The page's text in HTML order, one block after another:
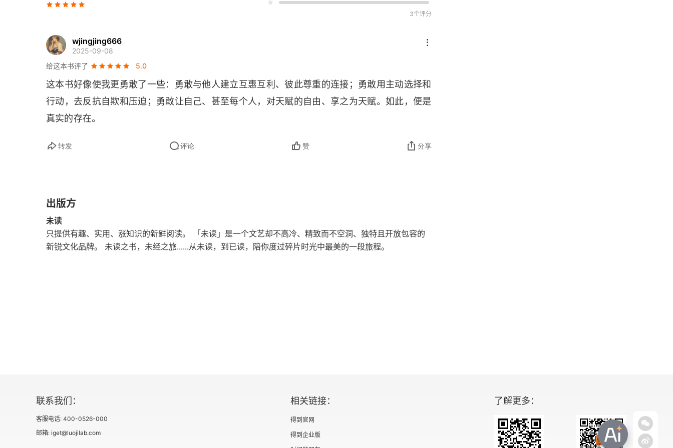
幸福
反抗
关键术语表
致谢
3个评分
wjingjing666
2025-09-08
给这本书评了
5.0
这本书好像使我更勇敢了一些：勇敢与他人建立互惠互利、彼此尊重的连接；勇敢用主动选择和
行动，去反抗自欺和压迫；勇敢让自己、甚至每个人，对天赋的自由、享之为天赋。如此，便是
真实的存在。
转发 评论 赞 分享
出版方
未读
只提供有趣、实用、涨知识的新鲜阅读。 「未读」是一个文艺却不高冷、精致而不空洞、独特且开放包容的
新锐文化品牌。 未读之书，未经之旅......从未读，到已读，陪你度过碎片时光中最美的一段旅程。
联系我们：
客服电话: 400-0526-000
邮箱: iget@luojilab.com
相关链接：
得到官网
得到企业版
了解更多：